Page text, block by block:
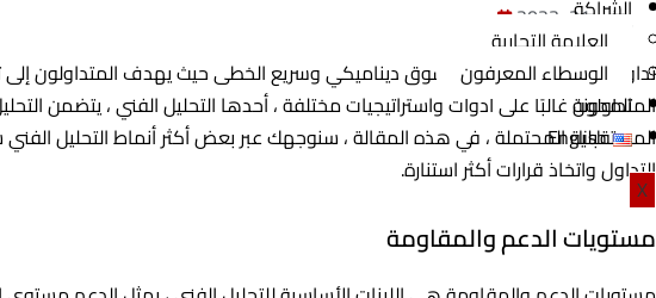
الشراكة
العلامة التجارية
الوسطاء المعرفون
المدونة
English
X
يونيو 21, 2023
تداول العملات الأجنبية هو سوق ديناميكي وسريع الخطى حيث يهدف المتداولون إلى
المتداولون غالبًا على أدوات واستراتيجيات مختلفة ، أحدها التحليل الفني ، يتضمن
المستقبلية المحتملة ، في هذه المقالة ، سنوجهك عبر بعض أكثر أنماط التحليل
التداول واتخاذ قرارات أكثر استنارة.
مستويات الدعم والمقاومة